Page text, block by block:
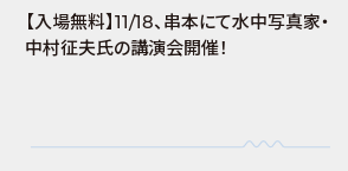
【入場無料】11/18、串本にて水中写真家・
中村征夫氏の講演会開催！